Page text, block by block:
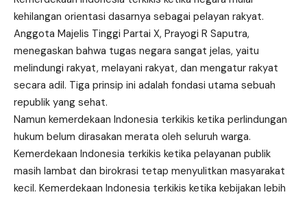
kehilangan orientasi dasarnya sebagai pelayan rakyat.
Anggota Majelis Tinggi Partai X, Prayogi R Saputra,
menegaskan bahwa tugas negara sangat jelas, yaitu
melindungi rakyat, melayani rakyat, dan mengatur rakyat
secara adil. Tiga prinsip ini adalah fondasi utama sebuah
republik yang sehat.
Namun kemerdekaan Indonesia terkikis ketika perlindungan
hukum belum dirasakan merata oleh seluruh warga.
Kemerdekaan Indonesia terkikis ketika pelayanan publik
masih lambat dan birokrasi tetap menyulitkan masyarakat
kecil. Kemerdekaan Indonesia terkikis ketika kebijakan lebih